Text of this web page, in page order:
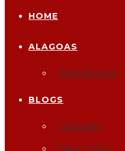
HOME
ALAGOAS
Todas Notícias
BLOGS
Clerisvaldo
Fábio Soares